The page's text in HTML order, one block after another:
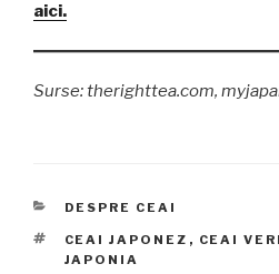
aici.
Surse: therighttea.com,
CATEGORII
DESPRE CEAI
ETICHETE
CEAI JAPONEZ , CEAI
JAPONIA